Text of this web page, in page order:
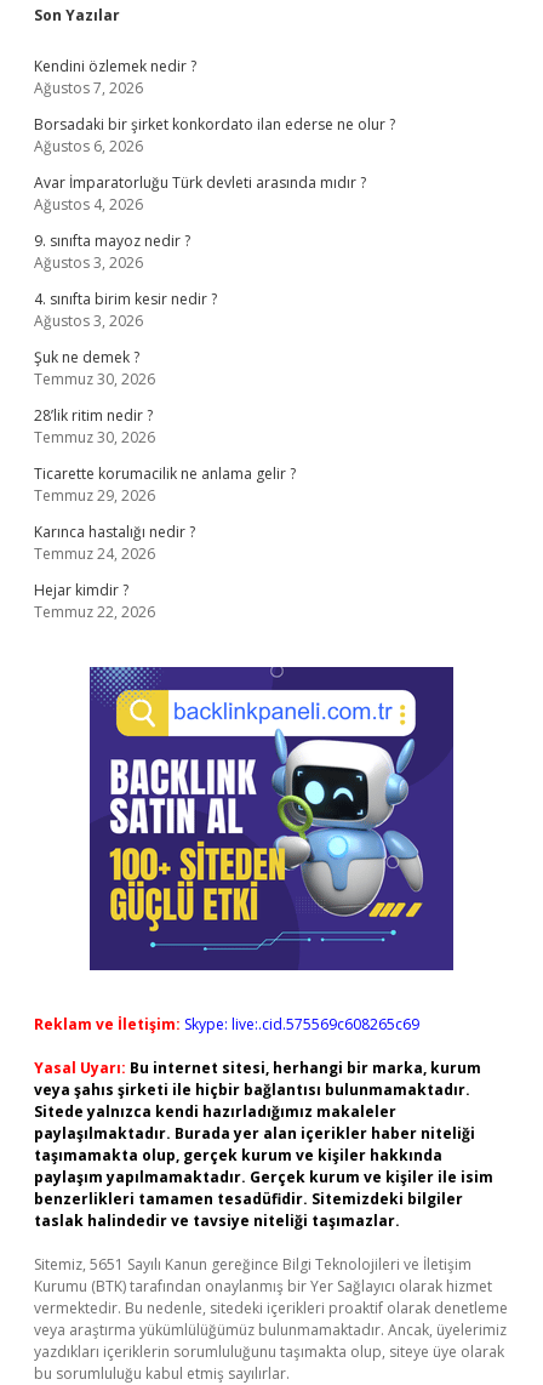
Sidebar
Son Yazılar
Kendini özlemek nedir ?
Ağustos 7, 2026
Borsadaki bir şirket konkordato ilan ederse ne olur ?
Ağustos 6, 2026
Avar İmparatorluğu Türk devleti arasında mıdır ?
Ağustos 4, 2026
9. sınıfta mayoz nedir ?
Ağustos 3, 2026
4. sınıfta birim kesir nedir ?
Ağustos 3, 2026
Şuk ne demek ?
Temmuz 30, 2026
28’lik ritim nedir ?
Temmuz 30, 2026
Ticarette korumacilik ne anlama gelir ?
Temmuz 29, 2026
Karınca hastalığı nedir ?
Temmuz 24, 2026
Hejar kimdir ?
Temmuz 22, 2026
Reklam ve İletişim: Skype: live:.cid.575569c608265c69
Yasal Uyarı: Bu internet sitesi, herhangi bir marka, kurum
veya şahıs şirketi ile hiçbir bağlantısı bulunmamaktadır.
Sitede yalnızca kendi hazırladığımız makaleler
paylaşılmaktadır. Burada yer alan içerikler haber niteliği
taşımamakta olup, gerçek kurum ve kişiler hakkında
paylaşım yapılmamaktadır. Gerçek kurum ve kişiler ile isim
benzerlikleri tamamen tesadüfidir. Sitemizdeki bilgiler
taslak halindedir ve tavsiye niteliği taşımazlar.
Sitemiz, 5651 Sayılı Kanun gereğince Bilgi Teknolojileri ve İletişim
Kurumu (BTK) tarafından onaylanmış bir Yer Sağlayıcı olarak hizmet
vermektedir. Bu nedenle, sitedeki içerikleri proaktif olarak denetleme
veya araştırma yükümlülüğümüz bulunmamaktadır. Ancak, üyelerimiz
yazdıkları içeriklerin sorumluluğunu taşımakta olup, siteye üye olarak
bu sorumluluğu kabul etmiş sayılırlar.